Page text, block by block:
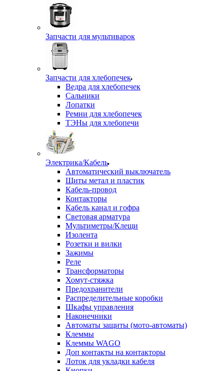
Запчасти для мультиварок
Запчасти для хлебопечек
Ведра для хлебопечек
Сальники
Лопатки
Ремни для хлебопечек
ТЭНы для хлебопечи
Электрика/Кабель
Автоматический выключатель
Щиты метал и пластик
Кабель-провод
Контакторы
Кабель канал и гофра
Световая арматура
Мультиметры/Клещи
Изолента
Розетки и вилки
Зажимы
Реле
Трансформаторы
Хомут-стяжка
Предохранители
Распределительные коробки
Шкафы управления
Наконечники
Автоматы защиты (мото-автоматы)
Клеммы
Клеммы WAGO
Доп контакты на контакторы
Лоток для укладки кабеля